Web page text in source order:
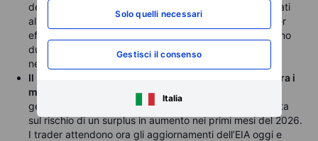
Solo quelli necessari
Gestisci il consenso
Italia
del FOMC. Il rally è sostenuto da fattori speculativi legati
alla domanda dei data center, trasferimenti di stock per
effetto dei dazi e interruzioni nelle miniere, che sollevano
dubbi sull’offerta disponibile per questo metallo chiave
nella transizione energetica.
Il petrolio è scivolato lunedì, con il Brent appena sopra i
minimi recenti
a circa 62 dollari. Sebbene i premi
geopolitici persistano, la narrazione dominante è tornata
sul rischio di un surplus in aumento nei primi mesi del 2026.
I trader attendono ora gli aggiornamenti dell’EIA oggi e